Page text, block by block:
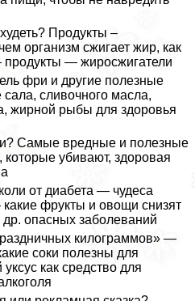
Продукты –
организм сжигает жир, как
— жиросжигатели
фри и другие полезные
сливочного масла,
жирной рыбы для здоровья
Самые вредные и полезные
убивают, здоровая
от диабета — чудеса
фрукты и овощи снизят
др. опасных заболеваний
килограммов» —
соки полезны для
как средство для